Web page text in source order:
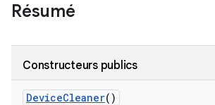
Résumé
Constructeurs publics
DeviceCleaner()